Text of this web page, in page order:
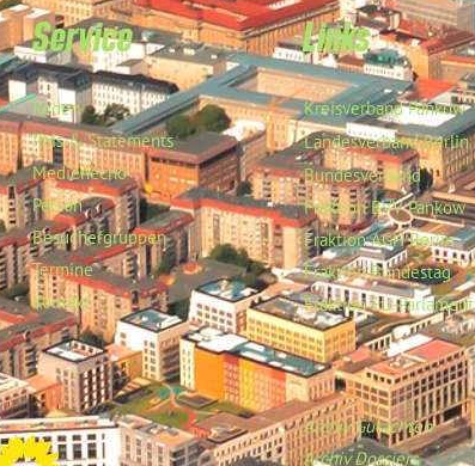
Service
Reden
PMs & Statements
Medienecho
Person
Besuchergruppen
Termine
Kontakt
Links
Kreisverband Pankow
Landesverband Berlin
Bundesverband
Fraktion BVV Pankow
Fraktion AGH Berlin
Fraktion Bundestag
Fraktion EU-Parlament
Archiv Gutachten
Archiv Dossiers